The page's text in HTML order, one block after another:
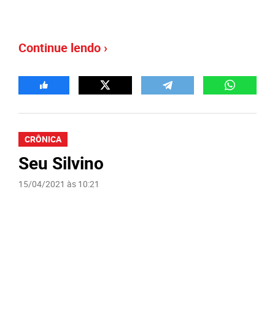
Continue lendo ›
CRÔNICA
Seu Silvino
15/04/2021 às 10:21